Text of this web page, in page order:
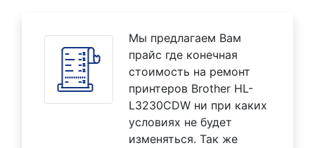
Мы предлагаем Вам
прайс где конечная
стоимость на ремонт
принтеров Brother HL-
L3230CDW ни при каких
условиях не будет
изменяться. Так же